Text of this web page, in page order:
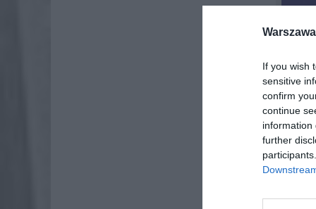
If you wish
sensitive
confirm
continue
information
further